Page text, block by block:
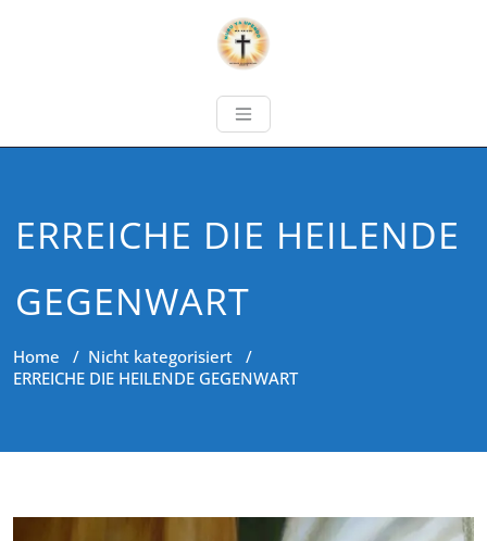
ERREICHE DIE HEILENDE
GEGENWART
Home / Nicht kategorisiert /
ERREICHE DIE HEILENDE GEGENWART